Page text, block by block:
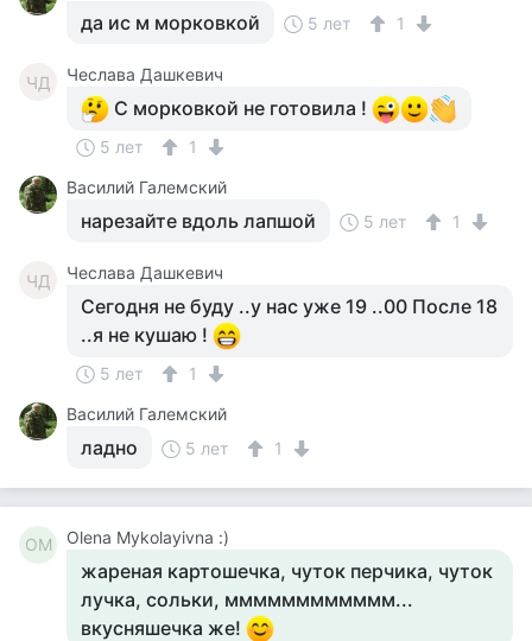
да ис м морковкой 5 лет 1
ЧД Чеслава Дашкевич
С морковкой не готовила !
5 лет
1
Василий Галемский
нарезайте вдоль лапшой 5 лет 1
ЧД Чеслава Дашкевич
Сегодня не буду ..у нас уже 19 ..00 После 18
..я не кушаю !
5 лет
1
Василий Галемский
ладно 5 лет 1
OM Olena Mykolayivna :)
жареная картошечка, чуток перчика, чуток
лучка, сольки, мммммммммммм...
вкусняшечка же!